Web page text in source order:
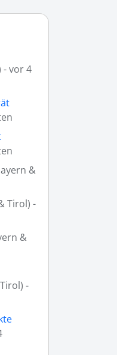
- vor 4
&
Tirol) -
&
-